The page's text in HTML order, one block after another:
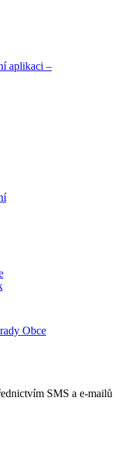
aplikaci –
SMS a e-mailů